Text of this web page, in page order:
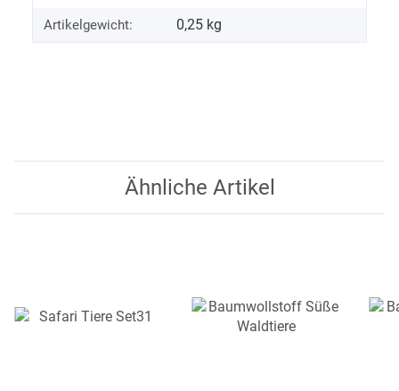
Artikelgewicht: 0,25 kg
Ähnliche Artikel